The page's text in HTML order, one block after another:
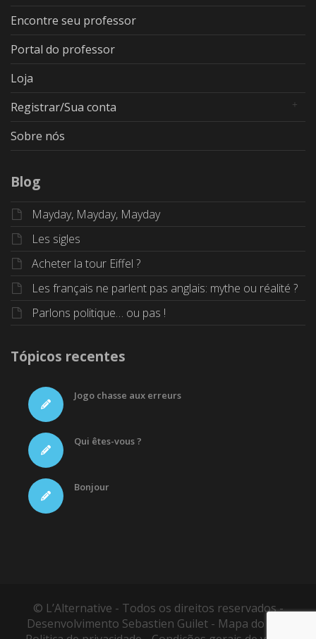
Encontre seu professor
Portal do professor
Loja
Registrar/Sua conta
Sobre nós
Blog
Mayday, Mayday, Mayday
Les sigles
Acheter la tour Eiffel ?
Les français ne parlent pas anglais: mythe ou réalité ?
Parlons politique… ou pas !
Tópicos recentes
Jogo chasse aux erreurs
Qui êtes-vous ?
Bonjour
© L’Alternative - Todos os direitos reservados -
Desenvolvimento Sebastien Guilet - Mapa do site